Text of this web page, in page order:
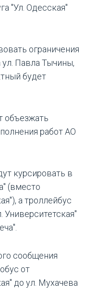
"Ул. Одесская"
ограничения
Павла Тычины,
будет
объезжать
работ АО
курсировать в
(вместо
а троллейбус
Университетская"
сообщения
от
до ул. Мухачева